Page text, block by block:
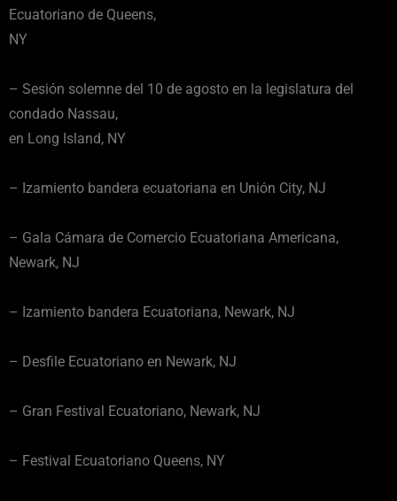
Ecuatoriano de Queens,
NY
– Sesión solemne del 10 de agosto en la legislatura del
condado Nassau,
en Long Island, NY
– Izamiento bandera ecuatoriana en Unión City, NJ
– Gala Cámara de Comercio Ecuatoriana Americana,
Newark, NJ
– Izamiento bandera Ecuatoriana, Newark, NJ
– Desfile Ecuatoriano en Newark, NJ
– Gran Festival Ecuatoriano, Newark, NJ
– Festival Ecuatoriano Queens, NY